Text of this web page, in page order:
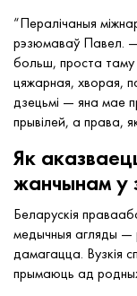
“Пералічаныя
рэзюмаваў Павел.
больш, проста
цяжарная, хворая,
дзецьмі — яна мае
прывілей, а права,
Як
жанчынам у
Беларускія
медычныя агляды —
дамагацца. Вузкія
прымаюць ад